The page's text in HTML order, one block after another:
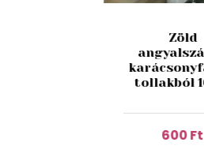
Zöld
tollakból
600 Ft